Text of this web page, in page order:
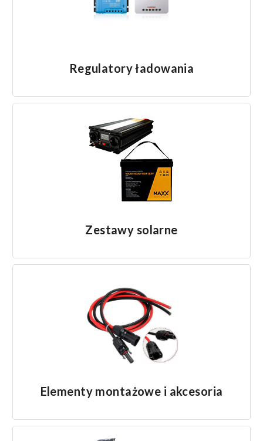
Regulatory ładowania
Zestawy solarne
Elementy montażowe i akcesoria